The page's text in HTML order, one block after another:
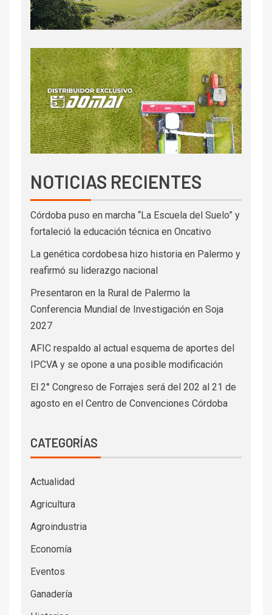
NOTICIAS RECIENTES
Córdoba puso en marcha “La Escuela del Suelo” y
fortaleció la educación técnica en Oncativo
La genética cordobesa hizo historia en Palermo y
reafirmó su liderazgo nacional
Presentaron en la Rural de Palermo la
Conferencia Mundial de Investigación en Soja
2027
AFIC respaldo al actual esquema de aportes del
IPCVA y se opone a una posible modificación
El 2° Congreso de Forrajes será del 202 al 21 de
agosto en el Centro de Convenciones Córdoba
CATEGORÍAS
Actualidad
Agricultura
Agroindustria
Economía
Eventos
Ganadería